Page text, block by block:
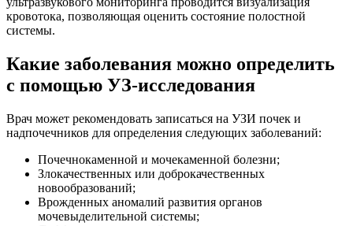
кровотока, позволяющая оценить состояние полостной
системы.
Какие заболевания можно определить
с помощью УЗ-исследования
Врач может рекомендовать записаться на УЗИ почек и
надпочечников для определения следующих заболеваний:
Почечнокаменной и мочекаменной болезни;
Злокачественных или доброкачественных
новообразований;
Врожденных аномалий развития органов
мочевыделительной системы;